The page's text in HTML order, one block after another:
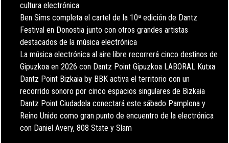
cultura electrónica
Ben Sims completa el cartel de la 10ª edición de Dantz
Festival en Donostia junto con otros grandes artistas
destacados de la música electrónica
La música electrónica al aire libre recorrerá cinco destinos de
Gipuzkoa en 2026 con Dantz Point Gipuzkoa LABORAL Kutxa
Dantz Point Bizkaia by BBK activa el territorio con un
recorrido sonoro por cinco espacios singulares de Bizkaia
Dantz Point Ciudadela conectará este sábado Pamplona y
Reino Unido como gran punto de encuentro de la electrónica
con Daniel Avery, 808 State y Slam